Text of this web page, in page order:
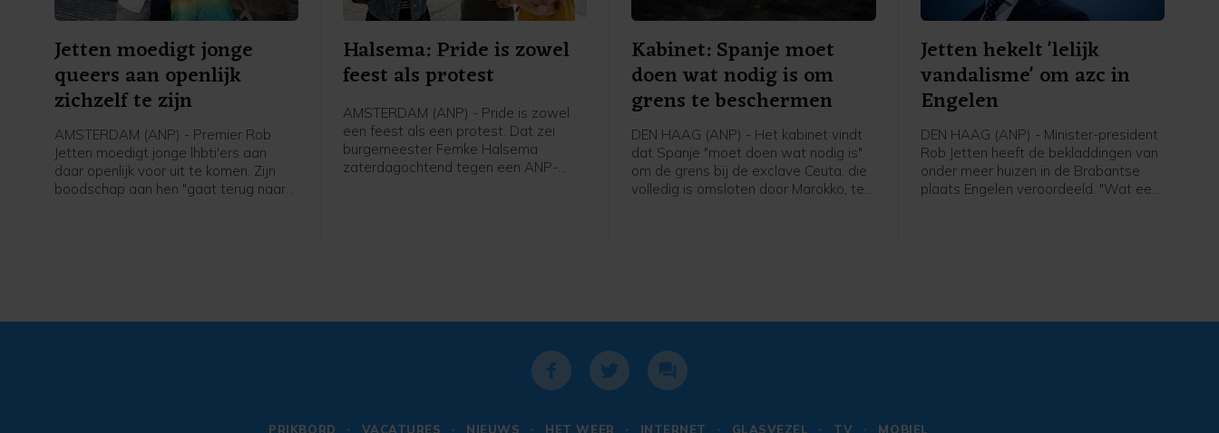
Jetten moedigt jonge
queers aan openlijk
zichzelf te zijn
AMSTERDAM (ANP) - Premier Rob
Jetten moedigt jonge lhbti'ers aan
daar openlijk voor uit te komen. Zijn
boodschap aan hen "gaat terug naar
Halsema: Pride is zowel
feest als protest
AMSTERDAM (ANP) - Pride is zowel
een feest als een protest. Dat zei
burgemeester Femke Halsema
zaterdagochtend tegen een ANP-
Kabinet: Spanje moet
doen wat nodig is om
grens te beschermen
DEN HAAG (ANP) - Het kabinet vindt
dat Spanje "moet doen wat nodig is"
om de grens bij de exclave Ceuta, die
volledig is omsloten door Marokko, te
Jetten hekelt 'lelijk
vandalisme' om azc in
Engelen
DEN HAAG (ANP) - Minister-president
Rob Jetten heeft de bekladdingen van
onder meer huizen in de Brabantse
plaats Engelen veroordeeld. "Wat een
PRIKBORD VACATURES NIEUWS HET WEER INTERNET GLASVEZEL TV MOBIEL